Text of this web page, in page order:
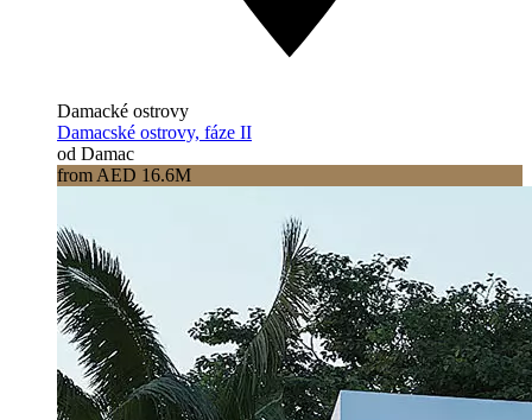
Damacké ostrovy
Damacské ostrovy, fáze II
od Damac
from AED 16.6M